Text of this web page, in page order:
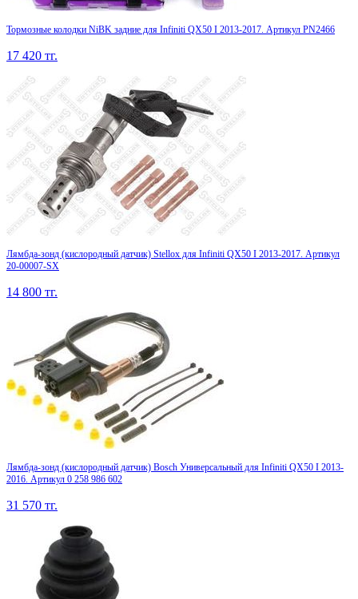
Тормозные колодки NiBK задние для Infiniti QX50 I 2013-2017. Артикул PN2466
17 420 тг.
Лямбда-зонд (кислородный датчик) Stellox для Infiniti QX50 I 2013-2017. Артикул
20-00007-SX
14 800 тг.
Лямбда-зонд (кислородный датчик) Bosch Универсальный для Infiniti QX50 I 2013-
2016. Артикул 0 258 986 602
31 570 тг.